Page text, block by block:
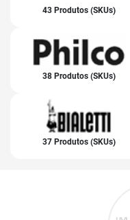
43 Produtos (SKUs)
38 Produtos (SKUs)
37 Produtos (SKUs)